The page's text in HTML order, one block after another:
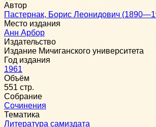
Автор
Пастернак, Борис Леонидович
Место издания
Анн Арбор
Издательство
Издание Мичиганского университета
Год издания
1961
Объём
551 стр.
Собрание
Сочинения
Тематика
Литература самиздата